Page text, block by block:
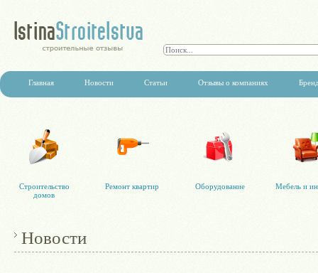
Главная Новости Статьи Отзывы о компаниях
Строительство
домов
Ремонт квартир Оборудование Мебель и
Новости